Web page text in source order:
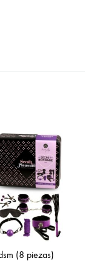
(8 piezas)